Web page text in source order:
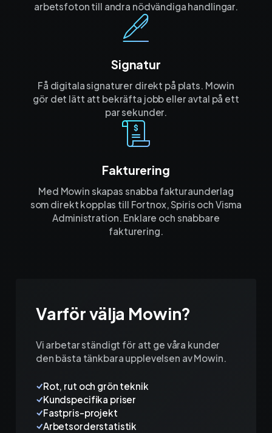
arbetsfoton till andra nödvändiga handlingar.
Signatur
Få digitala signaturer direkt på plats. Mowin
gör det lätt att bekräfta jobb eller avtal på ett
par sekunder.
Fakturering
Med Mowin skapas snabba fakturaunderlag
som direkt kopplas till Fortnox, Spiris och Visma
Administration. Enklare och snabbare
fakturering.
Varför välja Mowin?
Vi arbetar ständigt för att ge våra kunder
den bästa tänkbara upplevelsen av Mowin.
Rot, rut och grön teknik
Kundspecifika priser
Fastpris-projekt
Arbetsorderstatistik